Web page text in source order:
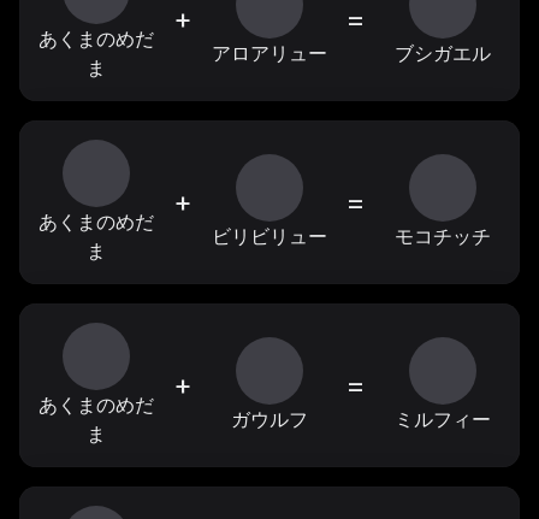
あくまのめだ
ま
+
アロアリュー
=
ブシガエル
あくまのめだ
ま
+
ビリビリュー
=
モコチッチ
あくまのめだ
ま
+
ガウルフ
=
ミルフィー